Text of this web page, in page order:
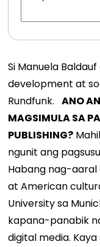
Si Manuela
development at
Rundfunk.ANO
MAGSIMULA SA
PUBLISHING?
ngunit ang
Habang nag-aaral
at American
University sa
kapana-panabik
digital media.